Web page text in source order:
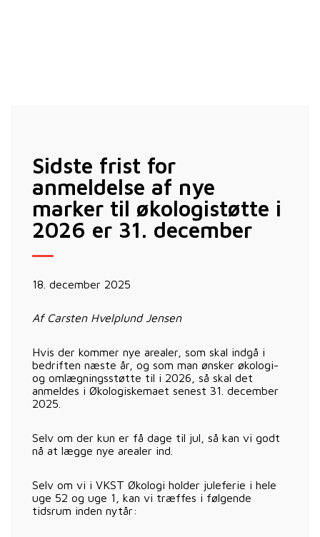
Sidste frist for
anmeldelse af nye
marker til økologistøtte i
2026 er 31. december
18. december 2025
Af Carsten Hvelplund Jensen
Hvis der kommer nye arealer, som skal indgå i
bedriften næste år, og som man ønsker økologi-
og omlægningsstøtte til i 2026, så skal det
anmeldes i Økologiskemaet senest 31. december
2025.
Selv om der kun er få dage til jul, så kan vi godt
nå at lægge nye arealer ind.
Selv om vi i VKST Økologi holder juleferie i hele
uge 52 og uge 1, kan vi træffes i følgende
tidsrum inden nytår: